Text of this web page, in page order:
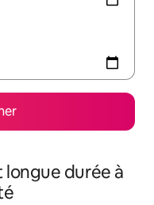
durée à